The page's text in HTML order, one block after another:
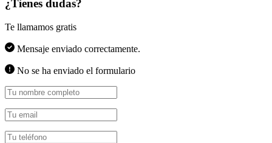
¿Tienes dudas?
Te llamamos gratis
Mensaje enviado correctamente.
No se ha enviado el formulario